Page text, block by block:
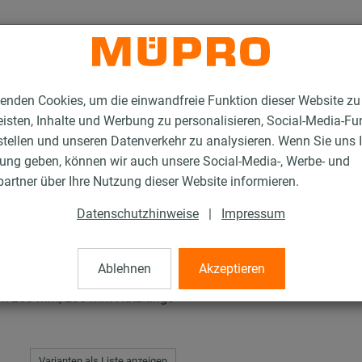
Cookies, um die einwandfreie Funktion dieser Website zu
Inhalte und Werbung zu personalisieren, Social-Media-
und unseren Datenverkehr zu analysieren. Wenn Sie uns
geben, können wir auch unsere Social-Media-, Werbe- und
über Ihre Nutzung dieser Website informieren.
Datenschutzhinweise | Impressum
Ablehnen Akzeptieren
SDS-plus
plus
250 mm, 200 mm Nutzlänge